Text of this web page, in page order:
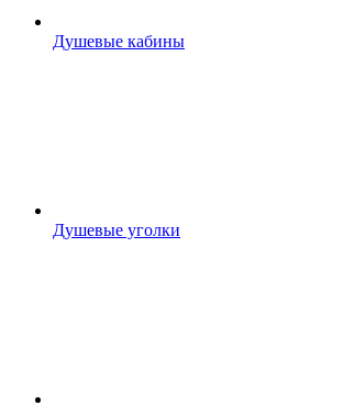
Душевые кабины
Душевые уголки